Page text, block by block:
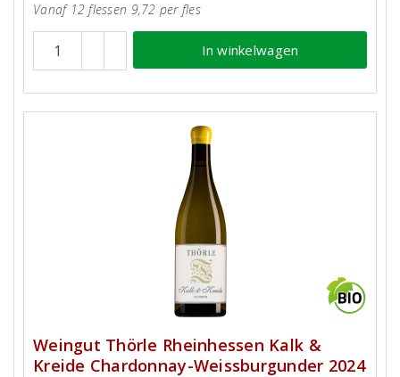
Vanaf 12 flessen 9,72 per fles
In winkelwagen
Weingut Thörle Rheinhessen Kalk &
Kreide Chardonnay-Weissburgunder 2024